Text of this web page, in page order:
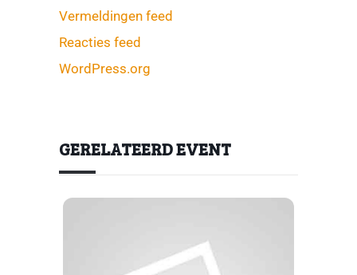
Vermeldingen feed
Reacties feed
WordPress.org
GERELATEERD EVENT